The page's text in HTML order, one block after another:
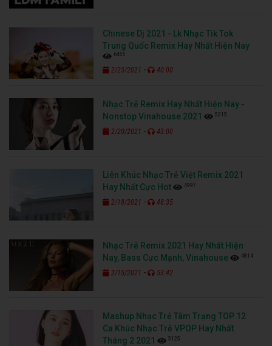
Chinese Dj 2021 - Lk Nhạc Tik Tok
Trung Quốc Remix Hay Nhất Hiện Nay
6455
2/23/2021 - 40:00
Nhạc Trẻ Remix Hay Nhất Hiện Nay -
Nonstop Vinahouse 2021
5215
2/20/2021 - 43:00
Liên Khúc Nhạc Trẻ Việt Remix 2021
Hay Nhất Cực Hot
4997
2/18/2021 - 48:35
Nhạc Trẻ Remix 2021 Hay Nhất Hiện
Nay, Bass Cực Mạnh, Vinahouse
4814
2/15/2021 - 53:42
Mashup Nhạc Trẻ Tâm Trạng TOP 12
Ca Khúc Nhạc Trẻ VPOP Hay Nhất
Tháng 2 2021
5125